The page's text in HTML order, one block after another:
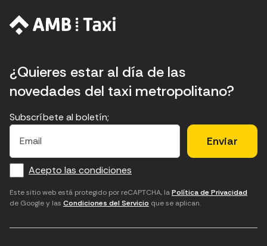
¿Quieres estar al día de las
novedades del taxi metropolitano?
E
f
o
r
m
E
c
a
m
p
H
u
d
'
a
×
Subscríbete al boletín;
E
a
i
l
Acepto las condiciones
Este sitio web está protegido por reCAPTCHA, laPolítica de Privacidad
de Google y las Condiciones del Servicio que se aplican.